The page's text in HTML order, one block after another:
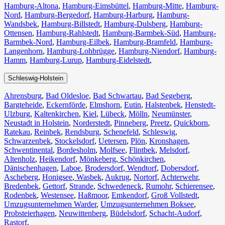
Hamburg-Altona, Hamburg-Eimsbüttel, Hamburg-Mitte, Hamburg-
Nord, Hamburg-Bergedorf, Hamburg-Harburg, Hamburg-
Wandsbek, Hamburg-Billstedt, Hamburg-Dulsberg, Hamburg-
Ottensen, Hamburg-Rahlstedt, Hamburg-Barmbek-Süd, Hamburg-
Barmbek-Nord, Hamburg-Eilbek, Hamburg-Bramfeld, Hamburg-
Langenhorn, Hamburg-Lohbrügge, Hamburg-Niendorf, Hamburg-
Hamm, Hamburg-Lurup, Hamburg-Eidelstedt,
Schleswig-Holstein
Ahrensburg, Bad Oldesloe, Bad Schwartau, Bad Segeberg,
Bargteheide, Eckernförde, Elmshorn, Eutin, Halstenbek, Henstedt-
Ulzburg, Kaltenkirchen, Kiel, Lübeck, Mölln, Neumünster,
Neustadt in Holstein, Norderstedt, Pinneberg, Preetz, Quickborn,
Ratekau, Reinbek, Rendsburg, Schenefeld, Schleswig,
Schwarzenbek, Stockelsdorf, Uetersen, Plön, Kronshagen,
Schwentinental, Bordesholm, Molfsee, Flintbek, Melsdorf,
Altenholz, Heikendorf, Mönkeberg, Schönkirchen,
Dänischenhagen, Laboe, Brodersdorf, Wendtorf, Dobersdorf,
Ascheberg, Honigsee, Wasbek, Aukrug, Nortorf, Achterwehr,
Bredenbek, Gettorf, Strande, Schwedeneck, Rumohr, Schierensee,
Rodenbek, Westensee, Haßmoor, Emkendorf, Groß Vollstedt,
Umzugsunternehmen Warder, Umzugsunternehmen Boksee,
Probsteierhagen, Neuwittenberg, Büdelsdorf, Schacht-Audorf,
Rastorf,